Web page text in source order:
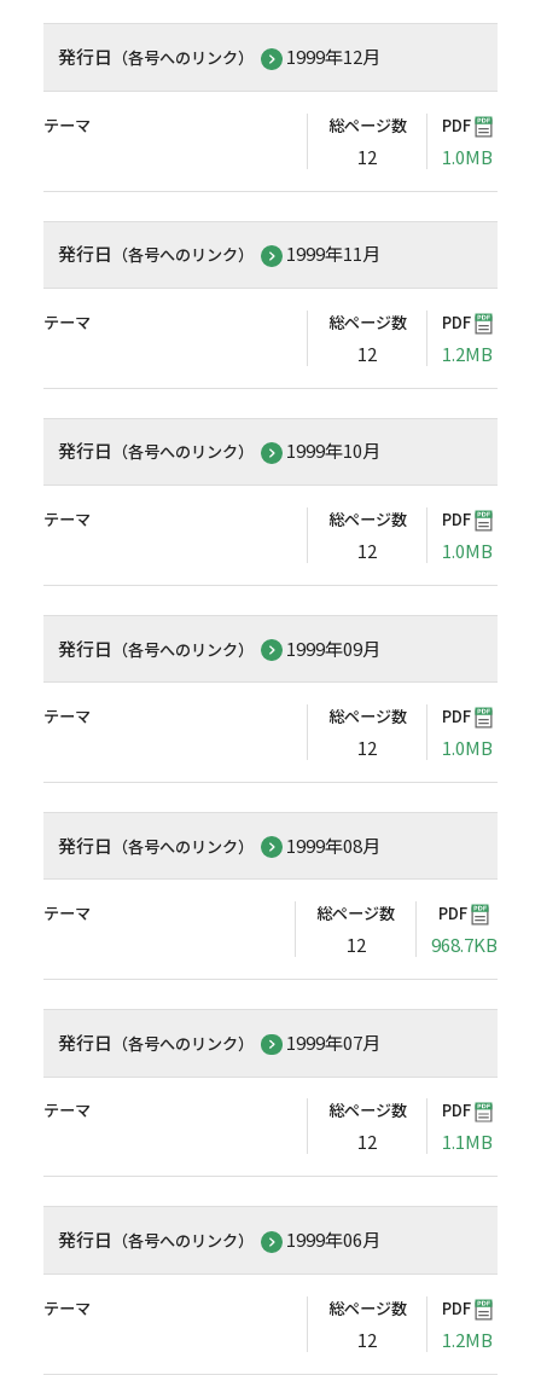
発行日 （各号へのリンク） 1999年12月
テーマ 総ページ数
12
PDF
1.0MB
発行日 （各号へのリンク） 1999年11月
テーマ 総ページ数
12
PDF
1.2MB
発行日 （各号へのリンク） 1999年10月
テーマ 総ページ数
12
PDF
1.0MB
発行日 （各号へのリンク） 1999年09月
テーマ 総ページ数
12
PDF
1.0MB
発行日 （各号へのリンク） 1999年08月
テーマ 総ページ数
12
PDF
968.7KB
発行日 （各号へのリンク） 1999年07月
テーマ 総ページ数
12
PDF
1.1MB
発行日 （各号へのリンク） 1999年06月
テーマ 総ページ数
12
PDF
1.2MB